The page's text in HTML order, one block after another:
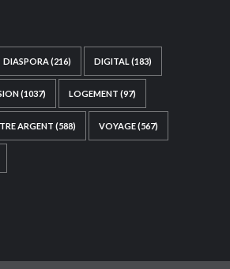
DIASPORA(216) DIGITAL (183)
(1037) LOGEMENT (97)
ARGENT (588) VOYAGE(567)